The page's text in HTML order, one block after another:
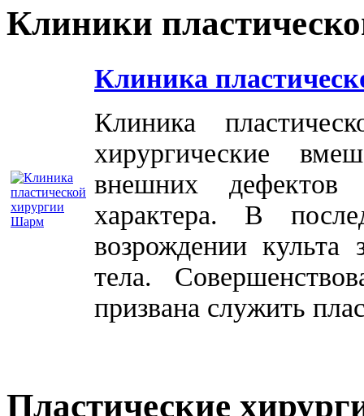
Клиники
Клиника
Клиника
хирургические
внешних дефектов
характера. В
возрождении культа
тела.
призвана служить
Пластические